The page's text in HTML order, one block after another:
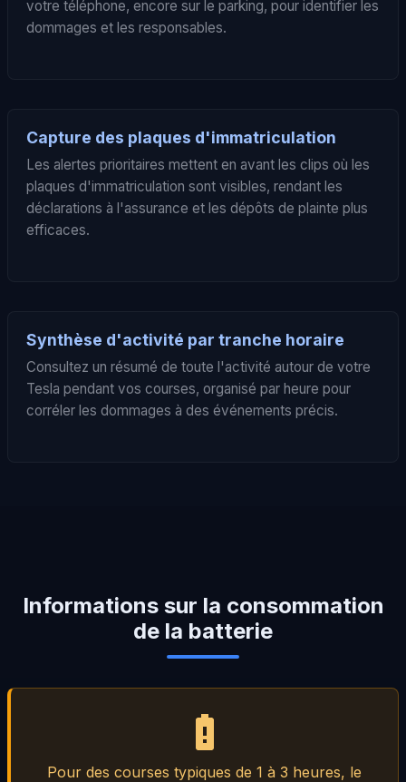
votre téléphone, encore sur le parking, pour identifier les
dommages et les responsables.
Capture des plaques d'immatriculation
Les alertes prioritaires mettent en avant les clips où les
plaques d'immatriculation sont visibles, rendant les
déclarations à l'assurance et les dépôts de plainte plus
efficaces.
Synthèse d'activité par tranche horaire
Consultez un résumé de toute l'activité autour de votre
Tesla pendant vos courses, organisé par heure pour
corréler les dommages à des événements précis.
Informations sur la consommation
de la batterie
Pour des courses typiques de 1 à 3 heures, le